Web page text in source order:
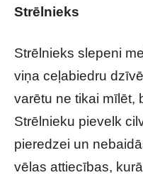
Strēlnieks
Strēlnieks slepeni
viņa ceļabiedru
varētu ne tikai mīlēt,
Strēlnieku pievelk
pieredzei un
vēlas attiecības,